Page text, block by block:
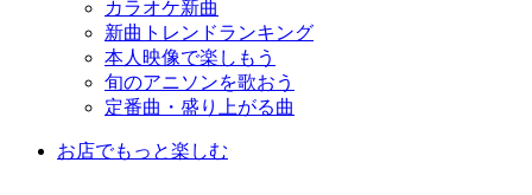
カラオケ新曲
新曲トレンドランキング
本人映像で楽しもう
旬のアニソンを歌おう
定番曲・盛り上がる曲
お店でもっと楽しむ